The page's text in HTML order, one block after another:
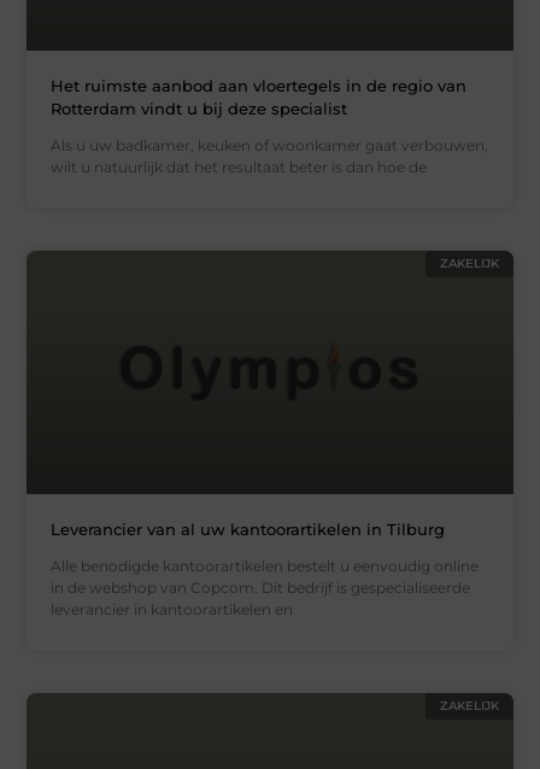
Het ruimste aanbod aan vloertegels in de regio van
Rotterdam vindt u bij deze specialist
Als u uw badkamer, keuken of woonkamer gaat verbouwen,
wilt u natuurlijk dat het resultaat beter is dan hoe de
ZAKELIJK
Leverancier van al uw kantoorartikelen in Tilburg
Alle benodigde kantoorartikelen bestelt u eenvoudig online
in de webshop van Copcom. Dit bedrijf is gespecialiseerde
leverancier in kantoorartikelen en
ZAKELIJK